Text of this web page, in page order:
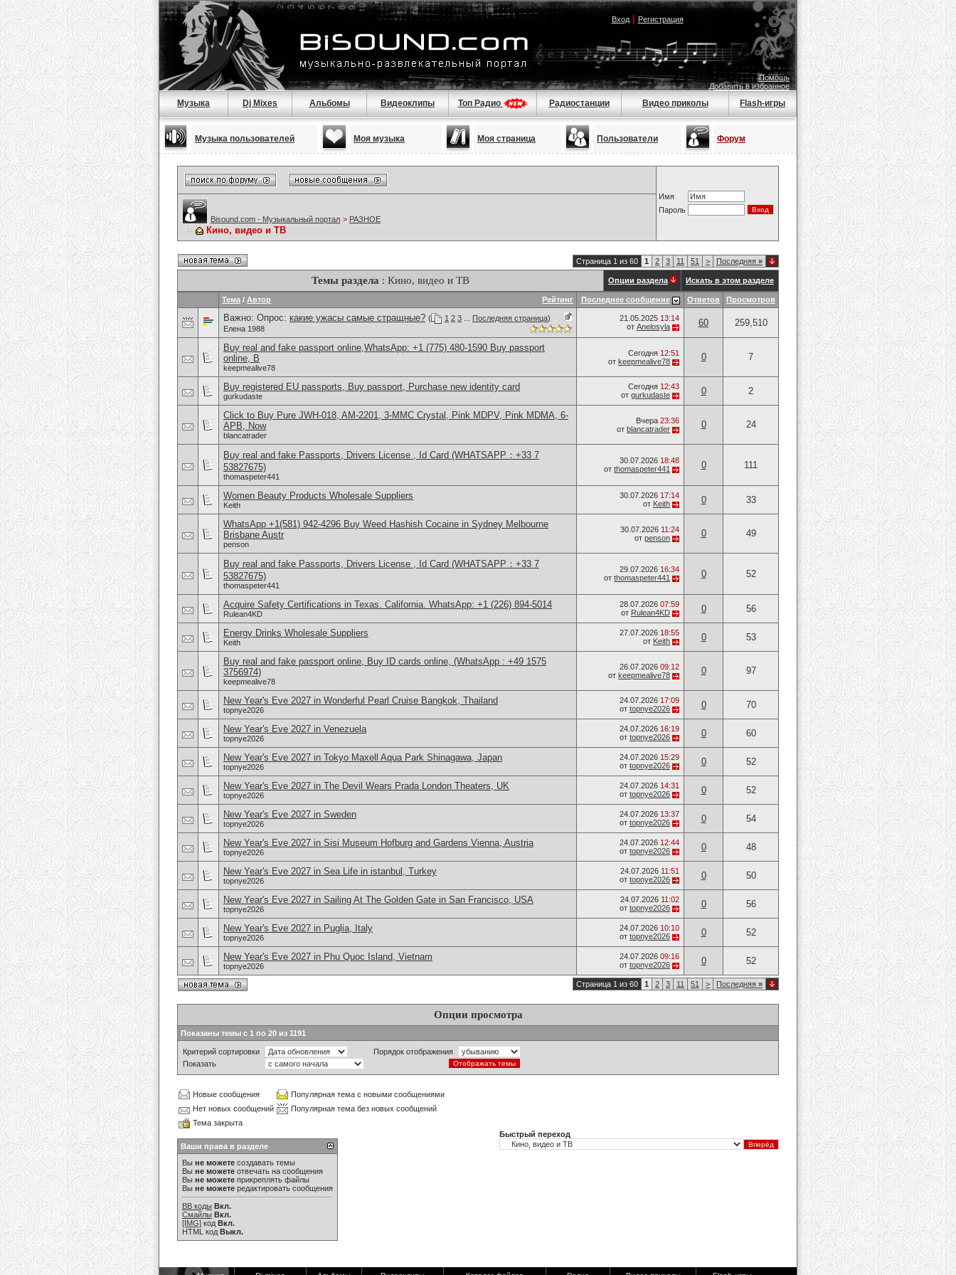
Вход| Регистрация
Помощь
Добавить в избранное
Музыка Dj Mixes Альбомы Видеоклипы Топ Радио Радиостанции Видео приколы Flash-игры
Музыка пользователей Моя музыка Моя страница Пользователи Форум
Имя
Пароль
Bisound.com - Музыкальный портал > РАЗНОЕ
Кино, видео и ТВ
Страница 1 из 60 1 2 3 11 51 > Последняя »
Темы раздела : Кино, видео и ТВ Опции раздела Искать в этом разделе
Рейтинг
Тема / Автор Последнее сообщение Ответов Просмотров
Важно: Опрос: какие ужасы самые стращные? ( 1 2 3 Последняя страница)
Елена 1988
21.05.2025 13:14
от Anelosyla 60 259,510
Buy real and fake passport online,WhatsApp: +1 (775) 480-1590 Buy passport
online, B
keepmealive78
Сегодня 12:51
от keepmealive78 0 7
Buy registered EU passports, Buy passport, Purchase new identity card
gurkudaste
Сегодня 12:43
от gurkudaste 0 2
Click to Buy Pure JWH-018, AM-2201, 3-MMC Crystal, Pink MDPV, Pink MDMA, 6-
APB, Now
blancatrader
Вчера 23:36
от blancatrader 0 24
Buy real and fake Passports, Drivers License , Id Card (WHATSAPP：+33 7
53827675)
thomaspeter441
30.07.2026 18:48
от thomaspeter441 0 111
Women Beauty Products Wholesale Suppliers
Keith
30.07.2026 17:14
от Keith 0 33
WhatsApp +1(581) 942-4296 Buy Weed Hashish Cocaine in Sydney Melbourne
Brisbane Austr
penson
30.07.2026 11:24
от penson 0 49
Buy real and fake Passports, Drivers License , Id Card (WHATSAPP：+33 7
53827675)
thomaspeter441
29.07.2026 16:34
от thomaspeter441 0 52
Acquire Safety Certifications in Texas. California. WhatsApp: +1 (226) 894-5014
Rulean4KD
28.07.2026 07:59
от Rulean4KD 0 56
Energy Drinks Wholesale Suppliers
Keith
27.07.2026 18:55
от Keith 0 53
Buy real and fake passport online, Buy ID cards online, (WhatsApp : +49 1575
3756974)
keepmealive78
26.07.2026 09:12
от keepmealive78 0 97
New Year's Eve 2027 in Wonderful Pearl Cruise Bangkok, Thailand
topnye2026
24.07.2026 17:09
от topnye2026 0 70
New Year's Eve 2027 in Venezuela
topnye2026
24.07.2026 16:19
от topnye2026 0 60
New Year's Eve 2027 in Tokyo Maxell Aqua Park Shinagawa, Japan
topnye2026
24.07.2026 15:29
от topnye2026 0 52
New Year's Eve 2027 in The Devil Wears Prada London Theaters, UK
topnye2026
24.07.2026 14:31
от topnye2026 0 52
New Year's Eve 2027 in Sweden
topnye2026
24.07.2026 13:37
от topnye2026 0 54
New Year's Eve 2027 in Sisi Museum Hofburg and Gardens Vienna, Austria
topnye2026
24.07.2026 12:44
от topnye2026 0 48
New Year's Eve 2027 in Sea Life in istanbul, Turkey
topnye2026
24.07.2026 11:51
от topnye2026 0 50
New Year's Eve 2027 in Sailing At The Golden Gate in San Francisco, USA
topnye2026
24.07.2026 11:02
от topnye2026 0 56
New Year's Eve 2027 in Puglia, Italy
topnye2026
24.07.2026 10:10
от topnye2026 0 52
New Year's Eve 2027 in Phu Quoc Island, Vietnam
topnye2026
24.07.2026 09:16
от topnye2026 0 52
Страница 1 из 60 1 2 3 11 51 > Последняя »
Опции просмотра
Показаны темы с 1 по 20 из 1191
Критерий сортировки
Порядок отображения
Показать
Новые сообщения
Популярная тема с новыми сообщениями
Нет новых сообщений
Популярная тема без новых сообщений
Тема закрыта
Ваши права в разделе
Вы не можете создавать темы
Вы не можете отвечать на сообщения
Вы не можете прикреплять файлы
Вы не можете редактировать сообщения
BB коды Вкл.
Смайлы Вкл.
[IMG] код Вкл.
HTML код Выкл.
Быстрый переход